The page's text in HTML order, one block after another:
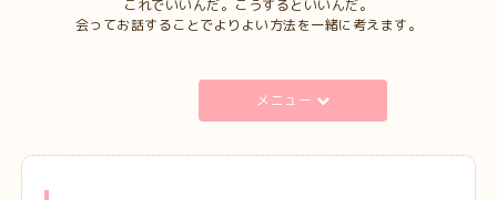
これでいいんだ。こうするといいんだ。
会ってお話することでよりよい方法を一緒に考えます。
メニュー